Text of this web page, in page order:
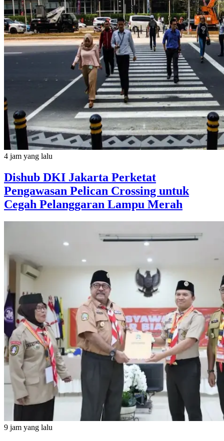
4 jam yang lalu
Dishub DKI Jakarta Perketat
Pengawasan Pelican Crossing untuk
Cegah Pelanggaran Lampu Merah
9 jam yang lalu